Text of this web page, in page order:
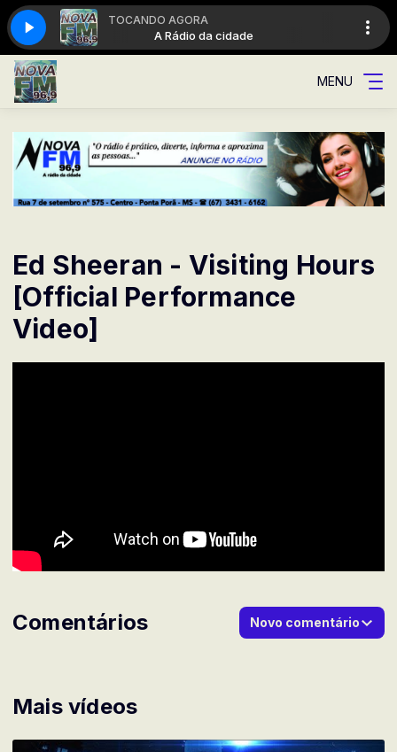
TOCANDO AGORA
A Rádio da cidade
MENU
Ed Sheeran - Visiting Hours
[Official Performance
Video]
Mais vídeos
Comentários Novo comentário